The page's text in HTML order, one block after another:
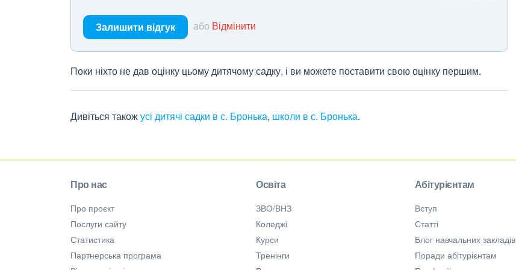
Залишити відгук або Відмінити
Поки ніхто не дав оцінку цьому дитячому садку, і ви можете поставити свою оцінку першим.
Дивіться такожусі дитячі садки в с. Бронька, школи в с. Бронька.
Про нас
Про проєкт
Послуги сайту
Статистика
Партнерська програма
Освіта
ЗВО/ВНЗ
Коледжі
Курси
Тренінги
Абітурієнтам
Вступ
Статті
Блог навчальних закладів
Поради абітурієнтам